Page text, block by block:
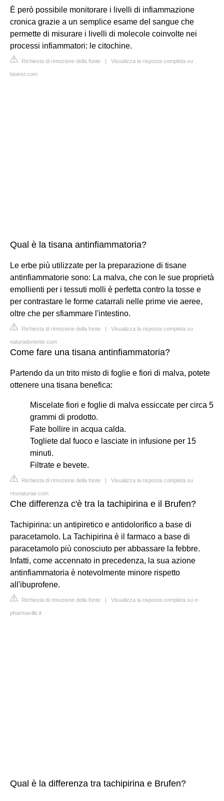
È però possibile monitorare i livelli di infiammazione
cronica grazie a un semplice esame del sangue che
permette di misurare i livelli di molecole coinvolte nei
processi infiammatori: le citochine.
Richiesta di rimozione della fonte | Visualizza la risposta completa su
bioinst.com
Qual è la tisana antinfiammatoria?
Le erbe più utilizzate per la preparazione di tisane
antinfiammatorie sono: La malva, che con le sue proprietà
emollienti per i tessuti molli è perfetta contro la tosse e
per contrastare le forme catarrali nelle prime vie aeree,
oltre che per sfiammare l'intestino.
Richiesta di rimozione della fonte | Visualizza la risposta completa su
naturadoriente.com
Come fare una tisana antinfiammatoria?
Partendo da un trito misto di foglie e fiori di malva, potete
ottenere una tisana benefica:
Miscelate fiori e foglie di malva essiccate per circa 5
grammi di prodotto.
Fate bollire in acqua calda.
Togliete dal fuoco e lasciate in infusione per 15
minuti.
Filtrate e bevete.
Richiesta di rimozione della fonte | Visualizza la risposta completa su
resnaturae.com
Che differenza c'è tra la tachipirina e il Brufen?
Tachipirina: un antipiretico e antidolorifico a base di
paracetamolo. La Tachipirina è il farmaco a base di
paracetamolo più conosciuto per abbassare la febbre.
Infatti, come accennato in precedenza, la sua azione
antinfiammatoria è notevolmente minore rispetto
all'ibuprofene.
Richiesta di rimozione della fonte | Visualizza la risposta completa su e-
pharmaville.it
Qual è la differenza tra tachipirina e Brufen?